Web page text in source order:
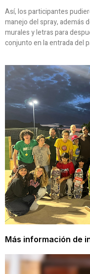
Así, los participantes
manejo del spray, además
murales y letras para
conjunto en la entrada del
Más información de